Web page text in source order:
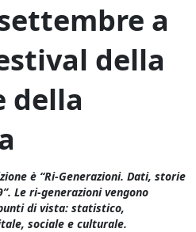
a
della
della
è “Ri-Generazioni. Dati, storie
Le ri-generazioni vengono
di vista: statistico,
sociale e culturale.